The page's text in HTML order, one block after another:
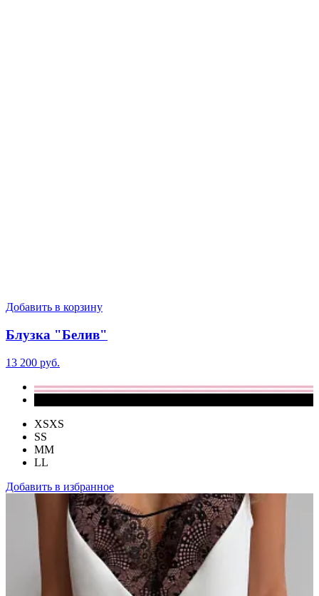
Добавить в корзину
Блузка "Белив"
13 200 руб.
XSXS
SS
MM
LL
Добавить в избранное